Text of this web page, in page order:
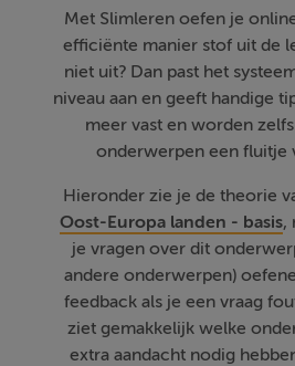
Met Slimleren oefen je
efficiënte manier stof uit de
niet uit? Dan past het
niveau aan en geeft handige
meer vast en worden
onderwerpen een fluitje
Hieronder zie je de theorie
Oost-Europa landen - basis,
je vragen over dit
andere onderwerpen)
feedback als je een vraag
ziet gemakkelijk welke
extra aandacht nodig